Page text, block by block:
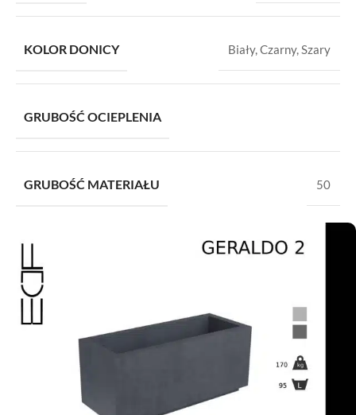
KOLOR DONICY Biały,Czarny,Szary
GRUBOŚĆ OCIEPLENIA
GRUBOŚĆ MATERIAŁU 50